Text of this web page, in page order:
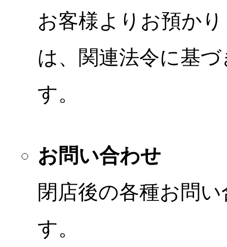
お客様よりお預か
は、関連法令に基
す。
お問い合わせ
閉店後の各種お問
す。